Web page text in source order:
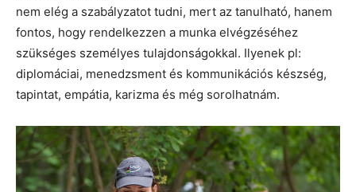
nem elég a szabályzatot tudni, mert az tanulható, hanem
fontos, hogy rendelkezzen a munka elvégzéséhez
szükséges személyes tulajdonságokkal. Ilyenek pl:
diplomáciai, menedzsment és kommunikációs készség,
tapintat, empátia, karizma és még sorolhatnám.